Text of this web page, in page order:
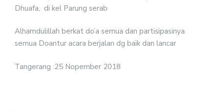
Dhuafa, di kel Parung serab
Alhamdulillah berkat do’a semua dan partisipasinya
semua Doantur acara berjalan dg baik dan lancar
Tangerang :25 Nopember 2018